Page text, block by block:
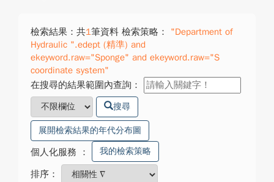
檢索結果：共1筆資料 檢索策略：
"Department of
Hydraulic ".edept (精準) and
ekeyword.raw="Sponge" and ekeyword.raw="S
coordinate system"
在搜尋的結果範圍內查詢：
搜尋
展開檢索結果的年代分布圖
個人化服務 ： 我的檢索策略
排序：